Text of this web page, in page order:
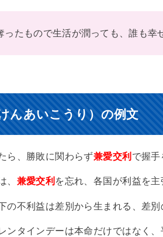
ったもので生活が潤っても、誰も幸
んあいこうり）の例文
ら、勝敗に関わらず兼愛交利 で握手
、 兼愛交利 を忘れ、各国が利益を
下の不利益は差別から生まれる、差
レンタインデーは本命だけではなく